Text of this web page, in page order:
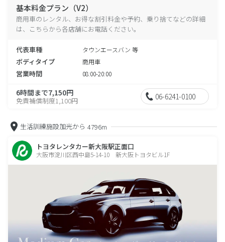
基本料金プラン（V2）
商用車のレンタル、お得な割引料金や予約、乗り捨てなどの詳細
は、こちらから各店舗にお電話ください。
代表車種 タウンエースバン 等
ボディタイプ 商用車
営業時間 08:00-20:00
6時間まで7,150円
免責補償制度1,100円 06-6241-0100
生活訓練施設加光から 4796m
トヨタレンタカー新大阪駅正面口
大阪市淀川区西中島5-14-10 新大阪トヨタビル1F